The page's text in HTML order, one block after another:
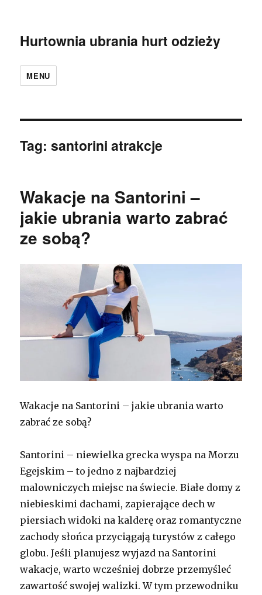
Hurtownia ubrania hurt odzieży
MENU
Tag:santorini atrakcje
Wakacje na Santorini –
jakie ubrania warto zabrać
ze sobą?
Wakacje na Santorini – jakie ubrania warto
zabrać ze sobą?
Santorini – niewielka grecka wyspa na Morzu
Egejskim – to jedno z najbardziej
malowniczych miejsc na świecie. Białe domy z
niebieskimi dachami, zapierające dech w
piersiach widoki na kalderę oraz romantyczne
zachody słońca przyciągają turystów z całego
globu. Jeśli planujesz wyjazd na Santorini
wakacje, warto wcześniej dobrze przemyśleć
zawartość swojej walizki. W tym przewodniku